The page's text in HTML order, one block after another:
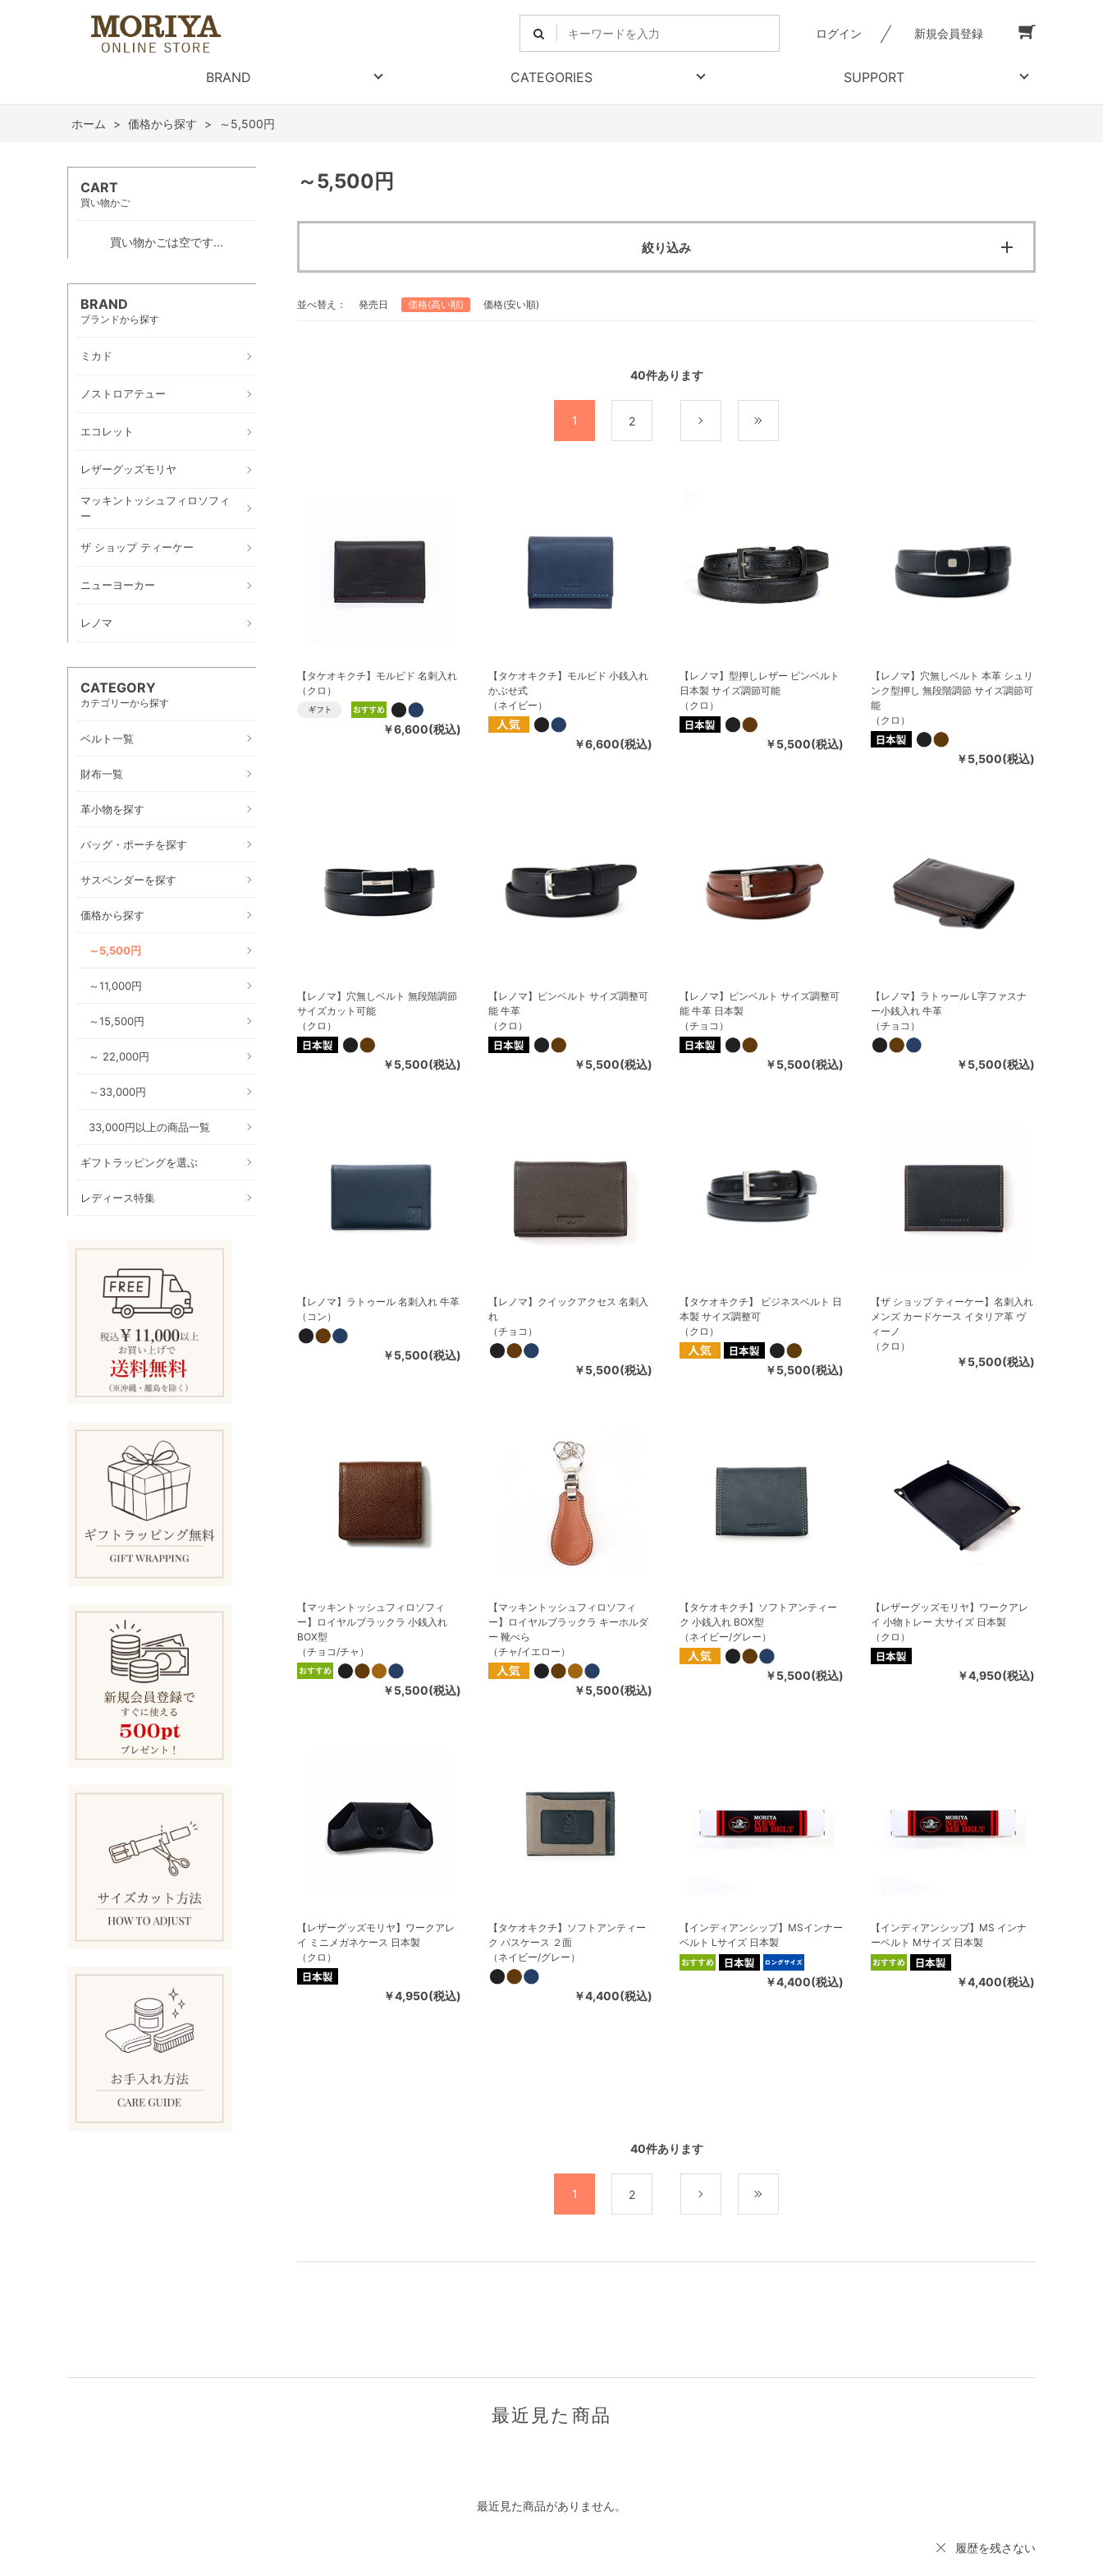
ログイン 新規会員登録
BRAND CATEGORIES SUPPORT
ホーム > 価格から探す > ～5,500円
CART
買い物かご
買い物かごは空です...
BRAND
ブランドから探す
ミカド
ノストロアテュー
エコレット
レザーグッズモリヤ
マッキントッシュフィロソフィ
ー
ザ ショップ ティーケー
ニューヨーカー
レノマ
CATEGORY
カテゴリーから探す
ベルト一覧
財布一覧
革小物を探す
バッグ・ポーチを探す
サスペンダーを探す
価格から探す
～5,500円
～11,000円
～15,500円
～ 22,000円
～33,000円
33,000円以上の商品一覧
ギフトラッピングを選ぶ
レディース特集
～5,500円
絞り込み
並べ替え： 発売日 価格(高い順) 価格(安い順)
40件あります
1 2
【タケオキクチ】モルビド 名刺入れ
（クロ）
￥6,600(税込)
【タケオキクチ】モルビド 小銭入れ
かぶせ式
（ネイビー）
￥6,600(税込)
【レノマ】型押しレザー ピンベルト
日本製 サイズ調節可能
（クロ）
￥5,500(税込)
【レノマ】穴無しベルト 本革 シュリ
ンク型押し 無段階調節 サイズ調節可
能
（クロ）
￥5,500(税込)
【レノマ】穴無しベルト 無段階調節
サイズカット可能
（クロ）
￥5,500(税込)
【レノマ】ピンベルト サイズ調整可
能 牛革
（クロ）
￥5,500(税込)
【レノマ】ピンベルト サイズ調整可
能 牛革 日本製
（チョコ）
￥5,500(税込)
【レノマ】ラトゥール L字ファスナ
ー小銭入れ 牛革
（チョコ）
￥5,500(税込)
【レノマ】ラトゥール 名刺入れ 牛革
（コン）
￥5,500(税込)
【レノマ】クイックアクセス 名刺入
れ
（チョコ）
￥5,500(税込)
【タケオキクチ】 ビジネスベルト 日
本製 サイズ調整可
（クロ）
￥5,500(税込)
【ザ ショップ ティーケー】名刺入れ
メンズ カードケース イタリア革 ヴ
ィーノ
（クロ）
￥5,500(税込)
【マッキントッシュフィロソフィ
ー】ロイヤルブラックラ 小銭入れ
BOX型
（チョコ/チャ）
￥5,500(税込)
【マッキントッシュフィロソフィ
ー】ロイヤルブラックラ キーホルダ
ー 靴べら
（チャ/イエロー）
￥5,500(税込)
【タケオキクチ】ソフトアンティー
ク 小銭入れ BOX型
（ネイビー/グレー）
￥5,500(税込)
【レザーグッズモリヤ】ワークアレ
イ 小物トレー 大サイズ 日本製
（クロ）
￥4,950(税込)
【レザーグッズモリヤ】ワークアレ
イ ミニメガネケース 日本製
（クロ）
￥4,950(税込)
【タケオキクチ】ソフトアンティー
ク パスケース ２面
（ネイビー/グレー）
￥4,400(税込)
【インディアンシップ】MSインナー
ベルト Lサイズ 日本製
￥4,400(税込)
【インディアンシップ】MS インナ
ーベルト Mサイズ 日本製
￥4,400(税込)
40件あります
1 2
最近見た商品
最近見た商品がありません。
履歴を残さない